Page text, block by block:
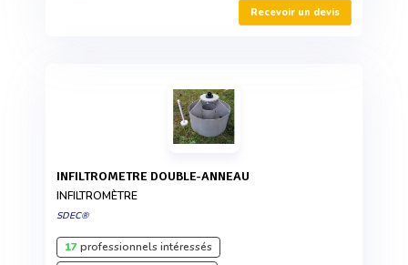
Recevoir un devis
INFILTROMETRE DOUBLE-ANNEAU
INFILTROMÈTRE
SDEC®
17professionnels intéressés